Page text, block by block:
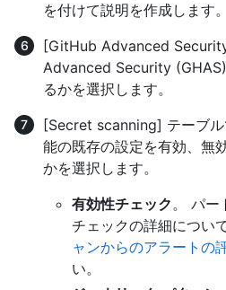
を付けて説明を作成します。
[GitHub Advanced
Advanced Security
るかを選択します。
[Secret scanning] テーブ
能の既存の設定を有効、無
かを選択します。
有効性チェック。 パー
チェックの詳細につい
ャンからのアラートの
い。